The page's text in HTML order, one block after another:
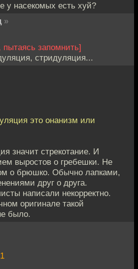
у насекомых есть хуй?
»
пытаясь запомнить]
стридуляция...
это онанизм или
значит стрекотание. И
выростов о гребешки. Не
о брюшко. Обычно лапками,
друг о друга.
написали некорректно.
оригинале такой
было.